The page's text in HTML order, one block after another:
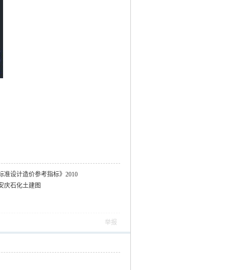
准设计造价参考指标》2010
庆石化土建图
举报